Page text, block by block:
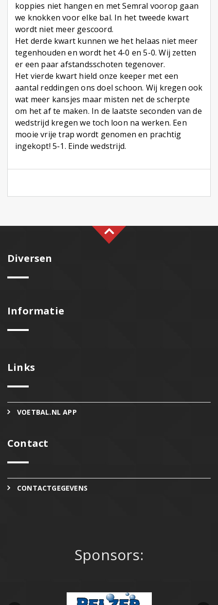
koppies niet hangen en met Semral voorop gaan
we knokken voor elke bal. In het tweede kwart
wordt niet meer gescoord.
Het derde kwart kunnen we het helaas niet meer
tegenhouden en wordt het 4-0 en 5-0. Wij zetten
er een paar afstandsschoten tegenover.
Het vierde kwart hield onze keeper met een
aantal reddingen ons doel schoon. Wij kregen ook
wat meer kansjes maar misten net de scherpte
om het af te maken. In de laatste seconden van de
wedstrijd kregen we toch loon na werken. Een
mooie vrije trap wordt genomen en prachtig
ingekopt! 5-1. Einde wedstrijd.
Diversen
Informatie
Links
VOETBAL.NL APP
Contact
CONTACTGEGEVENS
Sponsors: